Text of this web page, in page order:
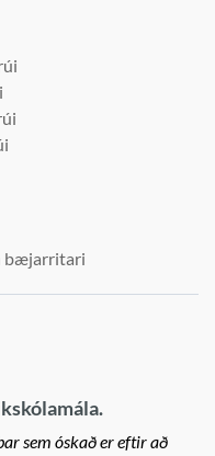
bæjarritari
sem óskað er eftir að